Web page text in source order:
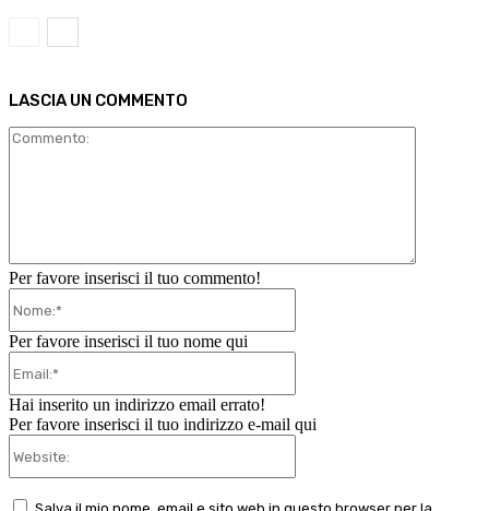
LASCIA UN COMMENTO
Per favore inserisci il tuo commento!
Per favore inserisci il tuo nome qui
Hai inserito un indirizzo email errato!
Per favore inserisci il tuo indirizzo e-mail qui